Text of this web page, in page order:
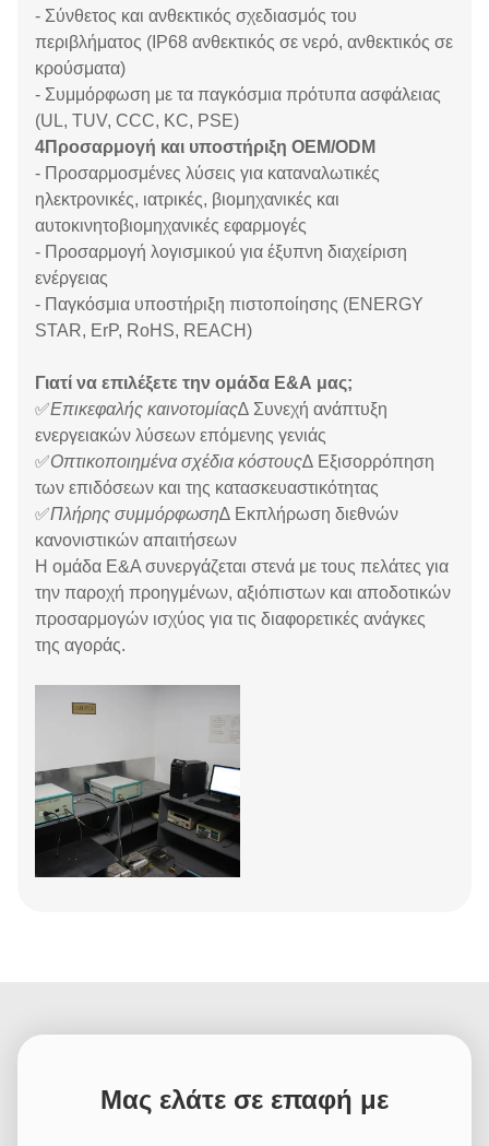
- Σύνθετος και ανθεκτικός σχεδιασμός του
περιβλήματος (IP68 ανθεκτικός σε νερό, ανθεκτικός σε
κρούσματα)
- Συμμόρφωση με τα παγκόσμια πρότυπα ασφάλειας
(UL, TUV, CCC, KC, PSE)
4Προσαρμογή και υποστήριξη OEM/ODM
- Προσαρμοσμένες λύσεις για καταναλωτικές
ηλεκτρονικές, ιατρικές, βιομηχανικές και
αυτοκινητοβιομηχανικές εφαρμογές
- Προσαρμογή λογισμικού για έξυπνη διαχείριση
ενέργειας
- Παγκόσμια υποστήριξη πιστοποίησης (ENERGY
STAR, ErP, RoHS, REACH)
Γιατί να επιλέξετε την ομάδα Ε&Α μας;
✅Επικεφαλής καινοτομίας∆ Συνεχή ανάπτυξη
ενεργειακών λύσεων επόμενης γενιάς
✅Οπτικοποιημένα σχέδια κόστους∆ Εξισορρόπηση
των επιδόσεων και της κατασκευαστικότητας
✅Πλήρης συμμόρφωση∆ Εκπλήρωση διεθνών
κανονιστικών απαιτήσεων
Η ομάδα Ε&Α συνεργάζεται στενά με τους πελάτες για
την παροχή προηγμένων, αξιόπιστων και αποδοτικών
προσαρμογών ισχύος για τις διαφορετικές ανάγκες
της αγοράς.
Μας ελάτε σε επαφή με